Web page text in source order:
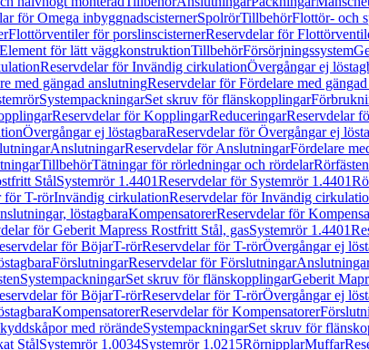
för Omega inbyggnadscisternerSpolrörTillbehörFlottör- och
Flottörventiler för porslinscisternerReservdelar för
Element för lätt väggkonstruktionTillbehörFörsörjningssystem
Reservdelar för Invändig cirkulationÖvergångar ej
med gängad anslutningReservdelar för Fördelare med
SystempackningarSet skruv för flänskopplingar
Reservdelar för KopplingarReduceringarReservdelar
Övergångar ej löstagbaraReservdelar för Övergångar ej
AnslutningarReservdelar för AnslutningarFördelare
TillbehörTätningar för rörledningar och rördelarRörfästen
StålSystemrör 1.4401Reservdelar för Systemrör 1.4401
för T-rörInvändig cirkulationReservdelar för Invändig
löstagbaraKompensatorerReservdelar för
för Geberit Mapress Rostfritt Stål, gasSystemrör 1.4401
för BöjarT-rörReservdelar för T-rörÖvergångar ej
FörslutningarReservdelar för Förslutningar
SystempackningarSet skruv för flänskopplingarGeberit
för BöjarT-rörReservdelar för T-rörÖvergångar ej
KompensatorerReservdelar för Kompensatorer
med rörändeSystempackningarSet skruv för
StålSystemrör 1.0034Systemrör 1.0215RörnipplarMuffar